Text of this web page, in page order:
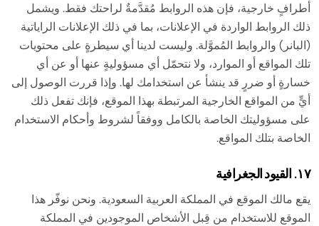
أطرافٍ خارجية، فإن هذه الروابط مُقدَّمةٌ لراحتك فقط. ويشمل
ذلك الروابط الواردة في الإعلانات، بما في ذلك الإعلانات الراياتية
(البانر) والروابط المُموَّلة. وليست لدينا أي سيطرةٍ على محتويات
تلك المواقع أو الموارد، ولا نتحمّل أي مسؤوليةٍ عنها أو عن أي
خسارةٍ أو ضررٍ قد ينشأ عن استخدامك لها. وإذا قررت الوصول إلى
أيٍّ من المواقع الخارجية المرتبطة بهذا الموقع، فإنك تفعل ذلك
على مسؤوليتك الخاصة بالكامل ووفقاً لشروط وأحكام الاستخدام
الخاصة بتلك المواقع.
١٧. القيود الجغرافية
يقع مالك الموقع في المملكة العربية السعودية. ونحن نوفّر هذا
الموقع للاستخدام من قِبل الأشخاص الموجودين في المملكة